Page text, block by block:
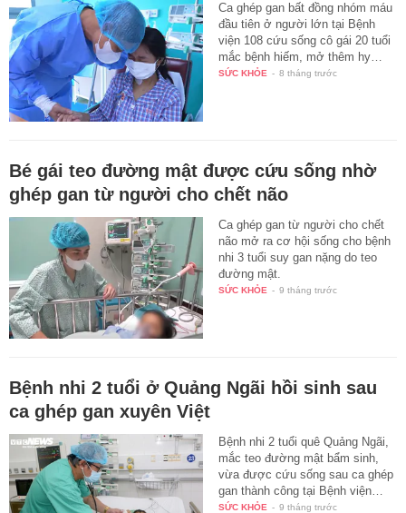
Ca ghép gan bất đồng nhóm máu
đầu tiên ở người lớn tại Bệnh
viện 108 cứu sống cô gái 20 tuổi
mắc bệnh hiếm, mở thêm hy…
SỨC KHỎE - 8 tháng trước
Bé gái teo đường mật được cứu sống nhờ
ghép gan từ người cho chết não
Ca ghép gan từ người cho chết
não mở ra cơ hội sống cho bệnh
nhi 3 tuổi suy gan nặng do teo
đường mật.
SỨC KHỎE - 9 tháng trước
Bệnh nhi 2 tuổi ở Quảng Ngãi hồi sinh sau
ca ghép gan xuyên Việt
Bệnh nhi 2 tuổi quê Quảng Ngãi,
mắc teo đường mật bẩm sinh,
vừa được cứu sống sau ca ghép
gan thành công tại Bệnh viện…
SỨC KHỎE - 9 tháng trước